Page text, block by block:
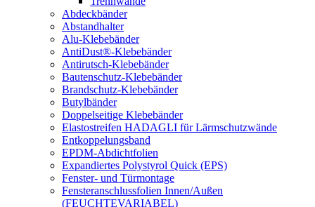
Abdeckbänder
Abstandhalter
Alu-Klebebänder
AntiDust®-Klebebänder
Antirutsch-Klebebänder
Bautenschutz-Klebebänder
Brandschutz-Klebebänder
Butylbänder
Doppelseitige Klebebänder
Elastostreifen HADAGLI für Lärmschutzwände
Entkoppelungsband
EPDM-Abdichtfolien
Expandiertes Polystyrol Quick (EPS)
Fenster- und Türmontage
Fensteranschlussfolien Innen/Außen
(FEUCHTEVARIABEL)